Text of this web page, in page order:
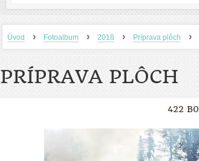
Úvod › Fotoalbum › 2018 › Príprava plôch ›
PRÍPRAVA PLÔCH
422 B0